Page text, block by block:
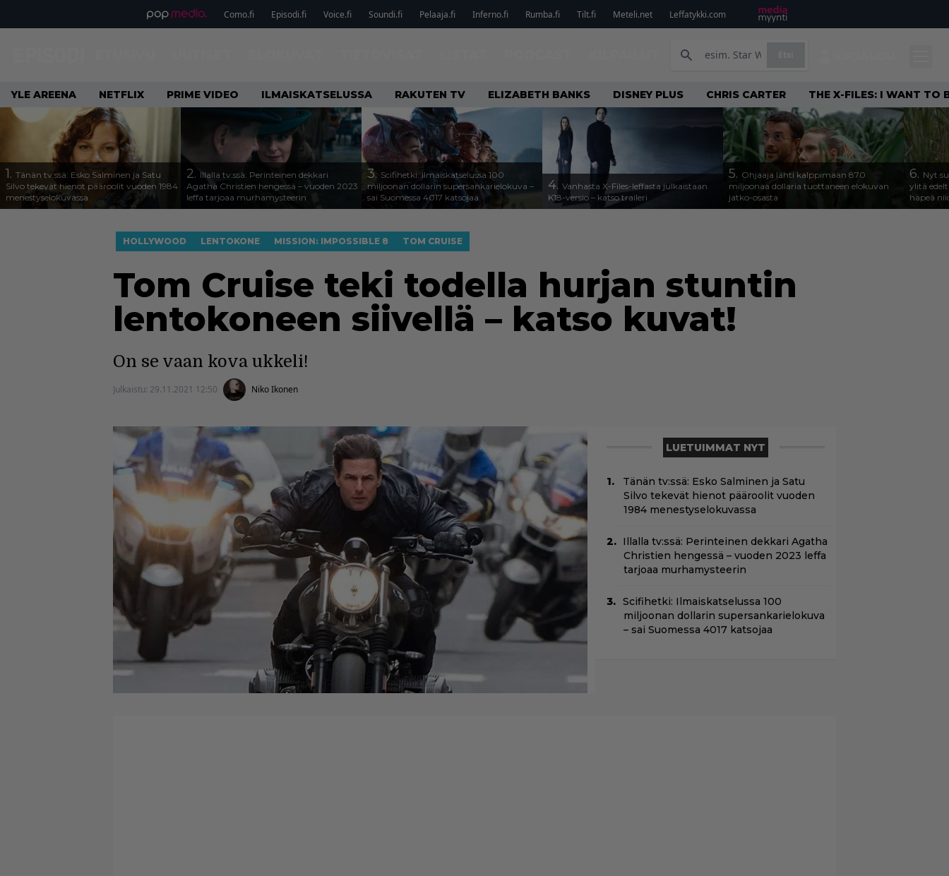
Como.fi Episodi.fi Voice.fi Soundi.fi Pelaaja.fi Inferno.fi Rumba.fi Tilt.fi Meteli.net Leffatykki.com
YLE AREENA NETFLIX PRIME VIDEO ILMAISKATSELUSSA RAKUTEN TV ELIZABETH BANKS DISNEY PLUS CHRIS CARTER THE X-FILES: I WANT TO
1. Tänän tv:ssä: Esko Salminen ja Satu
Silvo tekevät hienot pääroolit vuoden 1984
menestyselokuvassa
2. Illalla tv:ssä: Perinteinen dekkari
Agatha Christien hengessä – vuoden 2023
leffa tarjoaa murhamysteerin
3. Scifihetki: Ilmaiskatselussa 100
miljoonan dollarin supersankarielokuva –
sai Suomessa 4017 katsojaa
4. Vanhasta X-Files-leffasta julkaistaan
K18-versio – katso traileri
5. Ohjaaja lähti kalppimaan 870
miljoonaa dollaria tuottaneen elokuvan
jatko-osasta
6. Nyt
ylitä
häpeä
HOLLYWOOD LENTOKONE MISSION: IMPOSSIBLE 8 TOM CRUISE
Tom Cruise teki todella hurjan stuntin
lentokoneen siivellä – katso kuvat!
On se vaan kova ukkeli!
Julkaistu: 29.11.2021 12:50 Niko Ikonen
LUETUIMMAT NYT
Tänän tv:ssä: Esko Salminen ja Satu
Silvo tekevät hienot pääroolit vuoden
1984 menestyselokuvassa
Illalla tv:ssä: Perinteinen dekkari Agatha
Christien hengessä – vuoden 2023 leffa
tarjoaa murhamysteerin
Scifihetki: Ilmaiskatselussa 100
miljoonan dollarin supersankarielokuva
– sai Suomessa 4017 katsojaa